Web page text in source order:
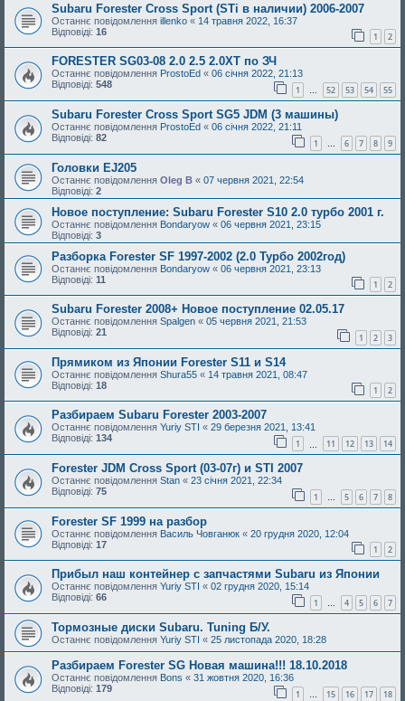
Subaru Forester Cross Sport (STi в наличии) 2006-2007
Останнє повідомлення illenko « 14 травня 2022, 16:37
Відповіді: 16 1 2
FORESTER SG03-08 2.0 2.5 2.0XT по ЗЧ
Останнє повідомлення ProstoEd « 06 січня 2022, 21:13
Відповіді: 548 1 … 52 53 54 55
Subaru Forester Cross Sport SG5 JDM (3 машины)
Останнє повідомлення ProstoEd « 06 січня 2022, 21:11
Відповіді: 82 1 6 7 8 9
Головки EJ205
Останнє повідомлення Oleg B « 07 червня 2021, 22:54
Відповіді: 2
Новое поступление: Subaru Forester S10 2.0 турбо 2001 г.
Останнє повідомлення Bondaryow « 06 червня 2021, 23:15
Відповіді: 3
Разборка Forester SF 1997-2002 (2.0 Турбо 2002год)
Останнє повідомлення Bondaryow « 06 червня 2021, 23:13
Відповіді: 11 1 2
Subaru Forester 2008+ Новое поступление 02.05.17
Останнє повідомлення Spalgen « 05 червня 2021, 21:53
Відповіді: 21 1 2 3
Прямиком из Японии Forester S11 и S14
Останнє повідомлення Shura55 « 14 травня 2021, 08:47
Відповіді: 18 1 2
Разбираем Subaru Forester 2003-2007
Останнє повідомлення Yuriy STI « 29 березня 2021, 13:41
Відповіді: 134 1 11 12 13 14
Forester JDM Cross Sport (03-07г) и STI 2007
Останнє повідомлення Stan « 23 січня 2021, 22:34
Відповіді: 75 1 … 5 6 7 8
Forester SF 1999 на разбор
Останнє повідомлення Василь Човганюк « 20 грудня 2020, 12:04
Відповіді: 17 1 2
Прибыл наш контейнер с запчастями Subaru из Японии
Останнє повідомлення Yuriy STI « 02 грудня 2020, 15:14
Відповіді: 66 1 … 4 5 6 7
Тормозные диски Subaru. Tuning Б/У.
Останнє повідомлення Yuriy STI « 25 листопада 2020, 18:28
Разбираем Forester SG Новая машина!!! 18.10.2018
Останнє повідомлення Bons « 31 жовтня 2020, 16:36
Відповіді: 179 1 … 15 16 17 18